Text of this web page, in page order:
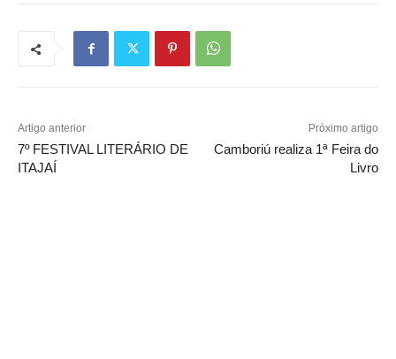
Artigo anterior
7º FESTIVAL LITERÁRIO DE
ITAJAÍ
Próximo artigo
Camboriú realiza 1ª Feira do
Livro